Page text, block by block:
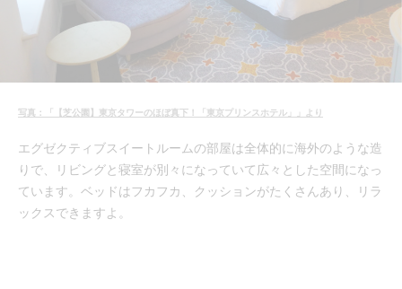
写真：「【芝公園】東京タワーのほぼ真下！「東京プリンスホテル」」より
エグゼクティブスイートルームの部屋は全体的に海外のような造
りで、リビングと寝室が別々になっていて広々とした空間になっ
ています。ベッドはフカフカ、クッションがたくさんあり、リラ
ックスできますよ。